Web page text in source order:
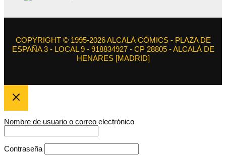
COPYRIGHT © 1995-2026 ALCALÁ CÓMICS - PLAZA DE
ESPAÑA 3 - LOCAL 9 - 918834927 - CP 28805 - ALCALÁ DE
HENARES [MADRID]
Nombre de usuario o correo electrónico
Contraseña